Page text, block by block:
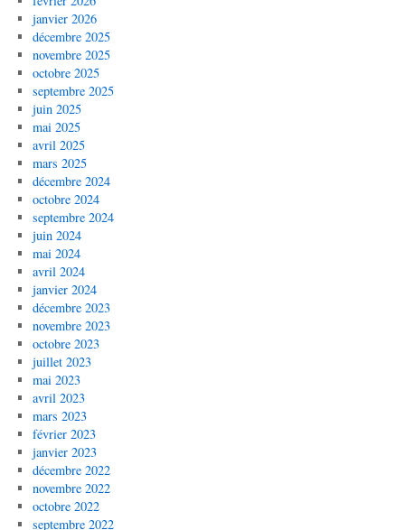
janvier 2026
décembre 2025
novembre 2025
octobre 2025
septembre 2025
juin 2025
mai 2025
avril 2025
mars 2025
décembre 2024
octobre 2024
septembre 2024
juin 2024
mai 2024
avril 2024
janvier 2024
décembre 2023
novembre 2023
octobre 2023
juillet 2023
mai 2023
avril 2023
mars 2023
février 2023
janvier 2023
décembre 2022
novembre 2022
octobre 2022
septembre 2022